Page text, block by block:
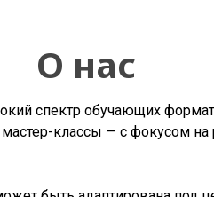
О нас
спектр обучающих
классы — с фокусом на